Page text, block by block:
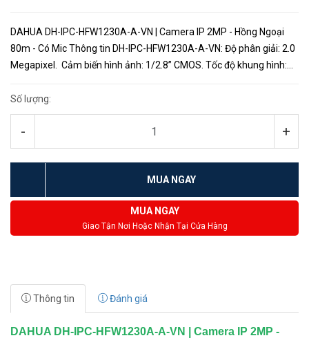
DAHUA DH-IPC-HFW1230A-A-VN | Camera IP 2MP - Hồng Ngoại
80m - Có Mic Thông tin DH-IPC-HFW1230A-A-VN: Độ phân giải: 2.0
Megapixel. Cảm biến hình ảnh: 1/2.8” CMOS. Tốc độ khung hình:
Số lượng:
- +
MUA NGAY
MUA NGAY
Giao Tận Nơi Hoặc Nhận Tại Cửa Hàng
Thông tin Đánh giá
DAHUA DH-IPC-HFW1230A-A-VN | Camera IP 2MP -